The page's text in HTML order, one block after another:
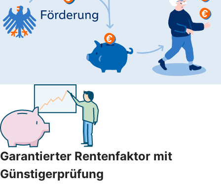
Garantierter Rentenfaktor mit
Günstigerprüfung